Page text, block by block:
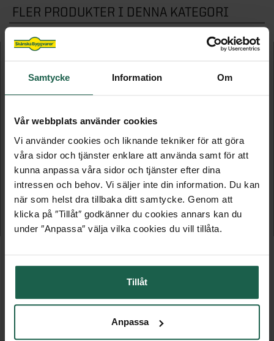
Samtycke Information Om
Vår webbplats använder cookies
Vi använder cookies och liknande tekniker för att göra
våra sidor och tjänster enklare att använda samt för att
kunna anpassa våra sidor och tjänster efter dina
intressen och behov. Vi säljer inte din information. Du kan
när som helst dra tillbaka ditt samtycke. Genom att
klicka på ″Tillåt″ godkänner du cookies annars kan du
under ″Anpassa″ välja vilka cookies du vill tillåta.
Tillåt
Anpassa
FLER PRODUKTER I DENNA KATEGORI
ETTA 14,9 M²
Stuga
59 995 kr
Vibostugan
82 495 kr